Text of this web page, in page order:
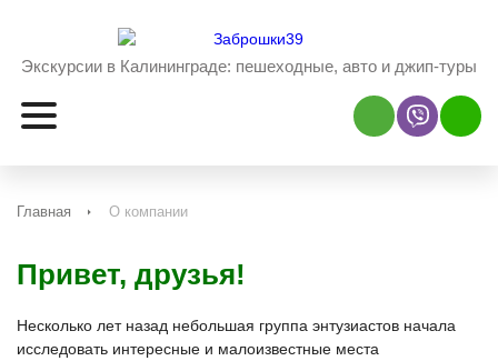
Экскурсии в Калининграде: пешеходные, авто и джип-туры
Наш ViberНаш
Главная О компании
Привет, друзья!
Несколько лет назад небольшая группа энтузиастов начала
исследовать интересные и малоизвестные места